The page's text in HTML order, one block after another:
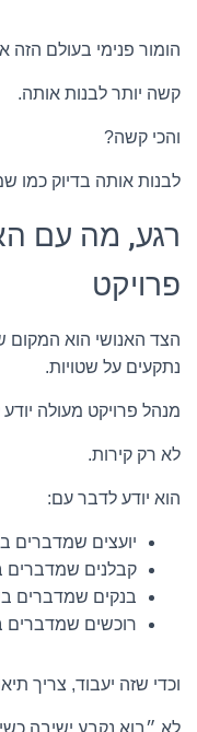
הומור פנימי בעולם הזה
קשה יותר לבנות אותה.
והכי קשה?
לבנות אותה בדיוק כמו
רגע, מה עם
פרויקט
הצד האנושי הוא המקום
נתקעים על שטויות.
מנהל פרויקט מעולה
לא רק קירות.
הוא יודע לדבר עם:
יועצים שמדברים
קבלנים שמדברים
בנקים שמדברים
רוכשים שמדברים
וכדי שזה יעבוד, צריך
לא ״בוא נקבע ישיבה